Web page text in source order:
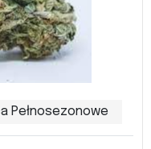
Pełnosezonowe